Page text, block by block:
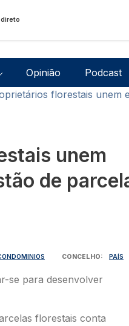
direto
Opinião Podcast
florestais unem
unem
de
CONCELHO PAÍS
se para desenvolver
florestais conta